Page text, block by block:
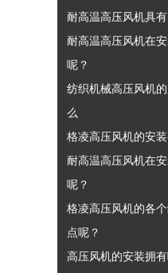
耐高温高压风机具
耐高温高压风机在
呢？
纺织机械高压风机
么
格凌高压风机的安
耐高温高压风机在
呢？
格凌高压风机的各
点呢？
高压风机的安装拥